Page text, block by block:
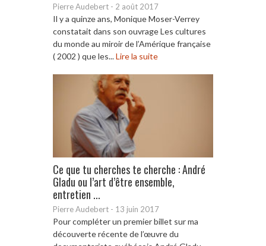
Pierre Audebert - 2 août 2017
Il y a quinze ans, Monique Moser-Verrey
constatait dans son ouvrage Les cultures
du monde au miroir de l’Amérique française
( 2002 ) que les...Lire la suite
Ce que tu cherches te cherche : André
Gladu ou l’art d’être ensemble,
entretien ...
Pierre Audebert - 13 juin 2017
Pour compléter un premier billet sur ma
découverte récente de l’œuvre du